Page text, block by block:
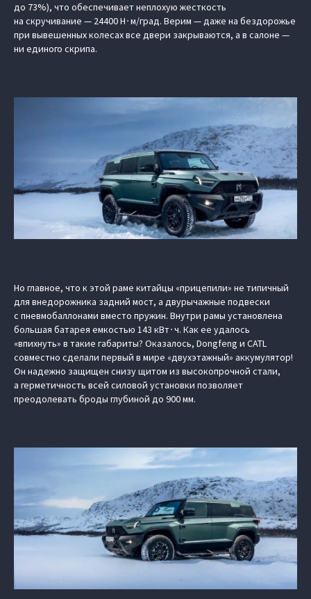
до 73%), что обеспечивает неплохую жесткость
на скручивание — 24400 Н∙м/град. Верим — даже на бездорожье
при вывешенных колесах все двери закрываются, а в салоне —
ни единого скрипа.
Но главное, что к этой раме китайцы «прицепили» не типичный
для внедорожника задний мост, а двурычажные подвески
с пневмобаллонами вместо пружин. Внутри рамы установлена
большая батарея емкостью 143 кВт∙ч. Как ее удалось
«впихнуть» в такие габариты? Оказалось, Dongfeng и CATL
совместно сделали первый в мире «двухэтажный» аккумулятор!
Он надежно защищен снизу щитом из высокопрочной стали,
а герметичность всей силовой установки позволяет
преодолевать броды глубиной до 900 мм.